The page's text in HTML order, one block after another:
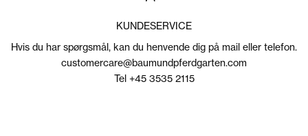
KUNDESERVICE
Hvis du har spørgsmål, kan du henvende dig på mail eller telefon.
customercare@baumundpferdgarten.com
Tel +45 3535 2115